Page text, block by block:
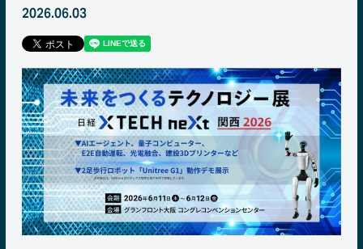
2026.06.03